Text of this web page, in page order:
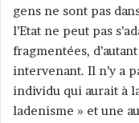
gens ne sont pas
l’Etat ne peut pas
fragmentées,
intervenant. Il n’y a
individu qui aurait à
ladenisme » et une